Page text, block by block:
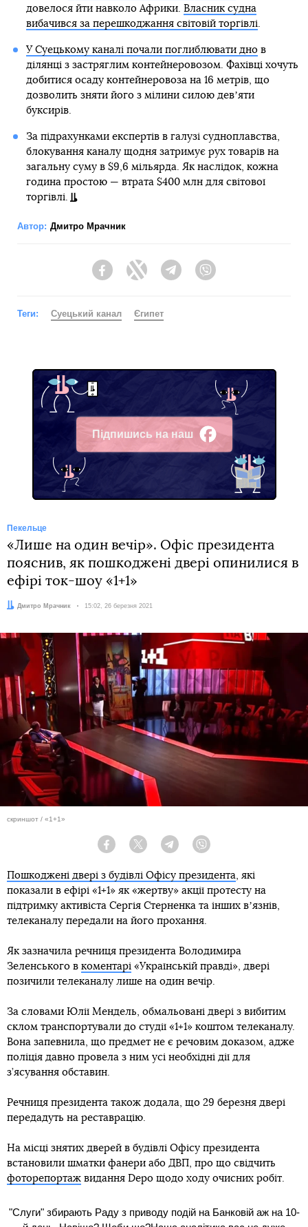
довелося йти навколо Африки. Власник судна
вибачився за перешкоджання світовій торгівлі.
У Суецькому каналі почали поглиблювати днов
ділянці з застряглим контейнеровозом. Фахівці хочуть
добитися осаду контейнеровоза на 16 метрів, що
дозволить зняти його з мілини силою девʼяти
буксирів.
За підрахунками експертів в галузі судноплавства,
блокування каналу щодня затримує рух товарів на
загальну суму в $9,6 мільярда. Як наслідок, кожна
година простою — втрата $400 млн для світової
торгівлі.
Автор: Дмитро Мрачник
FacebookTwitter Telegram
Теги: Суецький канал Єгипет
Підпишись на наш
Facebook
Пекельце
«Лише на один вечір». Офіс президента
пояснив, як пошкоджені двері опинилися в
ефірі ток-шоу «1+1»
Автор:
Дмитро Мрачник Дата:
15:02, 26 березня 2021
скриншот / «1+1»
Facebook Twitter Telegram
Пошкоджені двері з будівлі Офісу президента , які
показали в ефірі «1+1» як «жертву» акції протесту на
підтримку активіста Сергія Стерненка та інших вʼязнів,
телеканалу передали на його прохання.
Як зазначила речниця президента Володимира
Зеленського в коментарі «Українській правді», двері
позичили телеканалу лише на один вечір.
За словами Юлії Мендель, обмальовані двері з вибитим
склом транспортували до студії «1+1» коштом телеканалу.
Вона запевнила, що предмет не є речовим доказом, адже
поліція давно провела з ним усі необхідні дії для
з’ясування обставин.
Речниця президента також додала, що 29 березня двері
передадуть на реставрацію.
На місці знятих дверей в будівлі Офісу президента
встановили шматки фанери або ДВП, про що свідчить
фоторепортаж видання Depo щодо ходу очисних робіт.
"Слуги" збирають Раду з приводу подій на Банковій аж на 10-